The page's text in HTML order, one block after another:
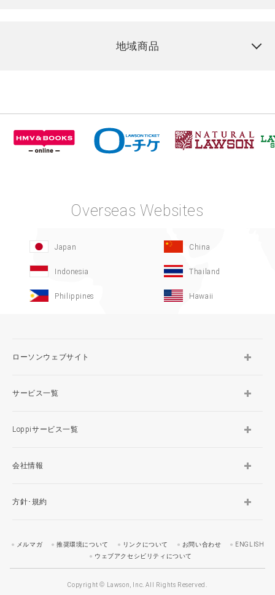
地域商品
Overseas Websites
Japan China
Indonesia Thailand
Philippines Hawaii
ローソンウェブサイト
サービス一覧
Loppiサービス一覧
会社情報
方針･規約
メルマガ 推奨環境について リンクについて お問い合わせ
ENGLISH
ウェブアクセシビリティについて
Copyright © Lawson, Inc. All Rights Reserved.